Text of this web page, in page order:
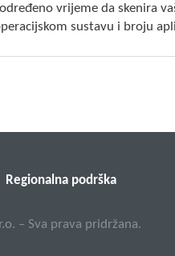
određeno vrijeme da skenira
sustavu i broju
Regionalna podrška
r.o. – Sva prava pridržana.